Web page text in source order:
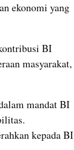
ekonomi yang
BI
masyarakat,
mandat BI
kepada BI